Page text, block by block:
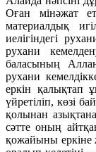
Оған мінәжат
материалдық
иелігіндегі
рухани
баласының
рухани
еркін қалықтап
үйретіліп, көзі
қолынан
сәтте оның
қожайыны еркіне